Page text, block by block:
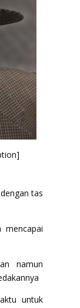
tas
namun
untuk